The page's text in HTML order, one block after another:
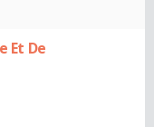
Et De